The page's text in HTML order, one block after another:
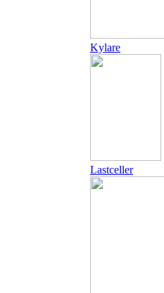
Kylare
Lastceller